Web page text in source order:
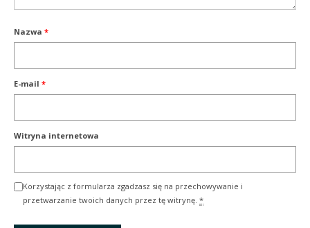
Nazwa *
E-mail *
Witryna internetowa
Korzystając z formularza zgadzasz się na przechowywanie i
przetwarzanie twoich danych przez tę witrynę. *